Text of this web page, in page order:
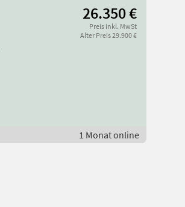
26.350 €
Preis inkl. MwSt
Alter Preis 29.900 €
1 Monat online